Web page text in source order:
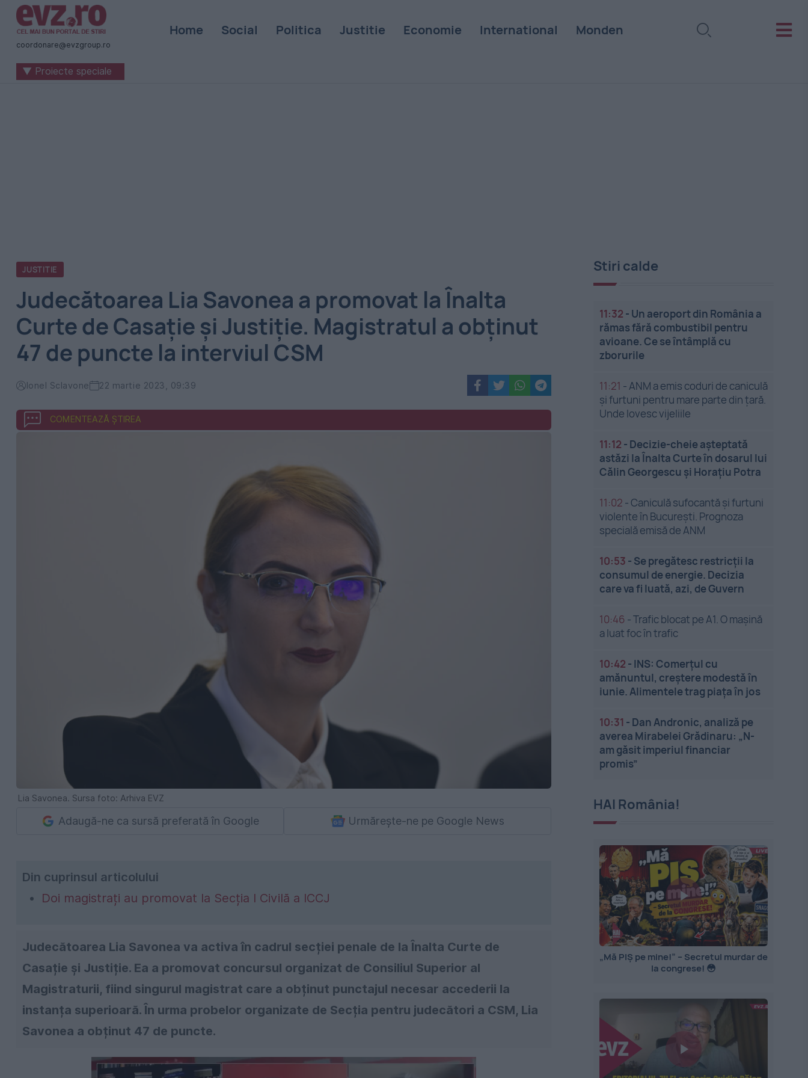
Știri
naționale
internaționale
coordonare@evzgroup.ro
Home Social Politica Justitie Economie International Monden
▼ Proiecte speciale
JUSTITIE
Judecătoarea Lia Savonea a promovat la Înalta
Curte de Casație și Justiție. Magistratul a obținut
47 de puncte la interviul CSM
Ionel Sclavone 22 martie 2023, 09:39
COMENTEAZĂ ȘTIREA
Lia Savonea. Sursa foto: Arhiva EVZ
Adaugă-ne ca sursă preferată în Google Urmărește-ne pe Google News
Din cuprinsul articolului
Doi magistrați au promovat la Secția I Civilă a ICCJ
Judecătoarea Lia Savonea va activa în cadrul secției penale de la Înalta Curte de
Casație și Justiție. Ea a promovat concursul organizat de Consiliul Superior al
Magistraturii, fiind singurul magistrat care a obținut punctajul necesar accederii la
instanța superioară. În urma probelor organizate de Secția pentru judecători a CSM, Lia
Savonea a obținut 47 de puncte.
Stiri calde
11:32 - Un aeroport din România a
rămas fără combustibil pentru
avioane. Ce se întâmplă cu
zborurile
11:21 -ANM a emis coduri de caniculă
și furtuni pentru mare parte din țară.
Unde lovesc vijeliile
11:12 - Decizie-cheie așteptată
astăzi la Înalta Curte în dosarul lui
Călin Georgescu și Horațiu Potra
11:02 -Caniculă sufocantă și furtuni
violente în București. Prognoza
specială emisă de ANM
10:53 - Se pregătesc restricții la
consumul de energie. Decizia
care va fi luată, azi, de Guvern
10:46 -Trafic blocat pe A1. O mașină
a luat foc în trafic
10:42 - INS: Comerțul cu
amănuntul, creștere modestă în
iunie. Alimentele trag piața în jos
10:31 - Dan Andronic, analiză pe
averea Mirabelei Grădinaru: „N-
am găsit imperiul financiar
promis”
HAI România!
„Mă PIȘ pe mine!” – Secretul murdar de
la congrese! 😳